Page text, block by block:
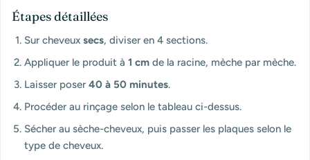
Étapes détaillées
Sur cheveux secs, diviser en 4 sections.
Appliquer le produit à 1 cm de la racine, mèche par mèche.
Laisser poser 40 à 50 minutes.
Procéder au rinçage selon le tableau ci-dessus.
Sécher au sèche-cheveux, puis passer les plaques selon le
type de cheveux.